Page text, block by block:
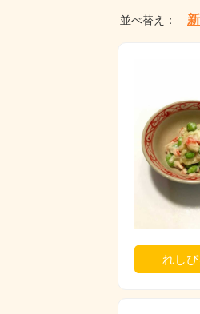
並べ替え：
れし